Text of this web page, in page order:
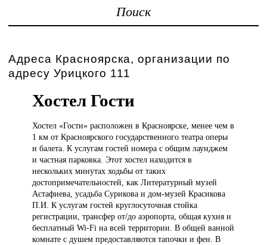
Поиск
Адреса Красноярска, организации по
адресу Урицкого 111
Хостел Гости
Хостел «Гости»расположен в Красноярске, менее чем в
1 км от Красноярского государственного театра оперы
и балета. К услугам гостей номера с общим лаунджем
и частная парковка. Этот хостел находится в
нескольких минутах ходьбы от таких
достопримечательностей, как Литературный музей
Астафиева, усадьба Сурикова и дом-музей Красикова
П.И. К услугам гостей круглосуточная стойка
регистрации, трансфер от/до аэропорта, общая кухня и
бесплатный Wi-Fi на всей территории. В общей ванной
комнате с душем предоставляются тапочки и фен. В